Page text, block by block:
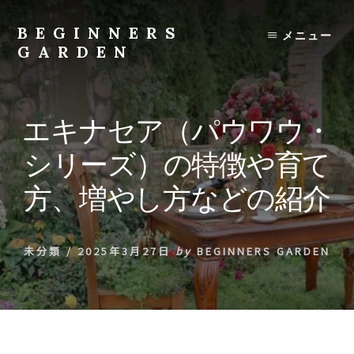
content
BEGINNERS
GARDEN
の
種
類
や
育
て
方
の
紹
介
を
メニュー
エキナセア（パウワウ・
シリーズ）の特徴や育て
方、増やし方などの紹介
未分類/ 2025年3月27日 by BEGINNERS GARDEN